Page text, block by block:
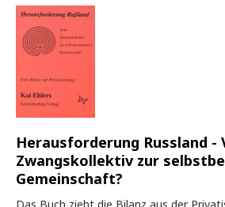
Herausforderung Russland -
Zwangskollektiv zur
Gemeinschaft?